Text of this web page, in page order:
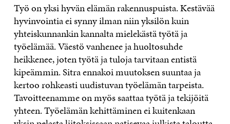
Työ on yksi hyvän elämän rakennuspuista. Kestävää
hyvinvointia ei synny ilman niin yksilön kuin
yhteiskunnankin kannalta mielekästä työtä ja
työelämää. Väestö vanhenee ja huoltosuhde
heikkenee, joten työtä ja tuloja tarvitaan entistä
kipeämmin. Sitra ennakoi muutoksen suuntaa ja
kertoo rohkeasti uudistuvan työelämän tarpeista.
Tavoitteenamme on myös saattaa työtä ja tekijöitä
yhteen. Työelämän kehittäminen ei kuitenkaan